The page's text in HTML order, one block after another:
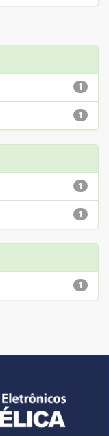
1
1
1
1
1